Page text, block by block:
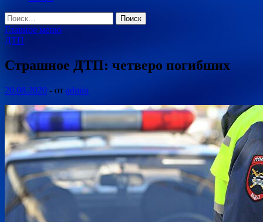
Найти:
Главное меню
ДТП
Страшное ДТП: четверо погибших
20.08.2020 - от admin